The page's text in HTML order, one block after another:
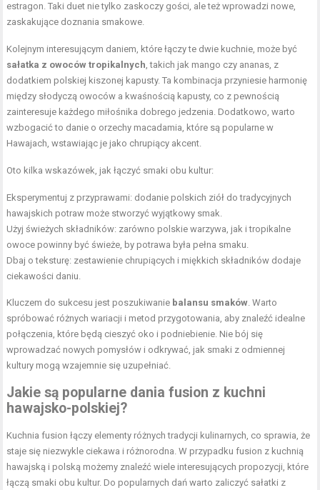
estragon. Taki duet nie tylko zaskoczy gości, ale też wprowadzi nowe,
zaskakujące doznania smakowe.
Kolejnym interesującym daniem, które łączy te dwie kuchnie, może być
sałatka z owoców tropikalnych, takich jak mango czy ananas, z
dodatkiem polskiej kiszonej kapusty. Ta kombinacja przyniesie harmonię
między słodyczą owoców a kwaśnością kapusty, co z pewnością
zainteresuje każdego miłośnika dobrego jedzenia. Dodatkowo, warto
wzbogacić to danie o orzechy macadamia, które są popularne w
Hawajach, wstawiając je jako chrupiący akcent.
Oto kilka wskazówek, jak łączyć smaki obu kultur:
Eksperymentuj z przyprawami: dodanie polskich ziół do tradycyjnych
hawajskich potraw może stworzyć wyjątkowy smak.
Użyj świeżych składników: zarówno polskie warzywa, jak i tropikalne
owoce powinny być świeże, by potrawa była pełna smaku.
Dbaj o teksturę: zestawienie chrupiących i miękkich składników dodaje
ciekawości daniu.
Kluczem do sukcesu jest poszukiwanie balansu smaków. Warto
spróbować różnych wariacji i metod przygotowania, aby znaleźć idealne
połączenia, które będą cieszyć oko i podniebienie. Nie bój się
wprowadzać nowych pomysłów i odkrywać, jak smaki z odmiennej
kultury mogą wzajemnie się uzupełniać.
Jakie są popularne dania fusion z kuchni
hawajsko-polskiej?
Kuchnia fusion łączy elementy różnych tradycji kulinarnych, co sprawia, że
staje się niezwykle ciekawa i różnorodna. W przypadku fusion z kuchnią
hawajską i polską możemy znaleźć wiele interesujących propozycji, które
łączą smaki obu kultur. Do popularnych dań warto zaliczyć sałatki z